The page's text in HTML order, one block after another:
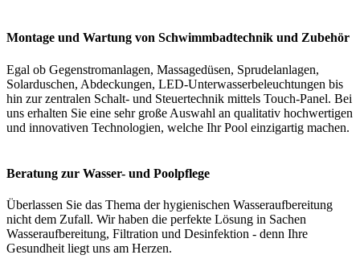
Montage und Wartung von Schwimmbadtechnik und Zubehör
Egal ob Gegenstromanlagen, Massagedüsen, Sprudelanlagen,
Solarduschen, Abdeckungen, LED-Unterwasserbeleuchtungen bis
hin zur zentralen Schalt- und Steuertechnik mittels Touch-Panel. Bei
uns erhalten Sie eine sehr große Auswahl an qualitativ hochwertigen
und innovativen Technologien, welche Ihr Pool einzigartig machen.
Beratung zur Wasser- und Poolpflege
Überlassen Sie das Thema der hygienischen Wasseraufbereitung
nicht dem Zufall. Wir haben die perfekte Lösung in Sachen
Wasseraufbereitung, Filtration und Desinfektion - denn Ihre
Gesundheit liegt uns am Herzen.